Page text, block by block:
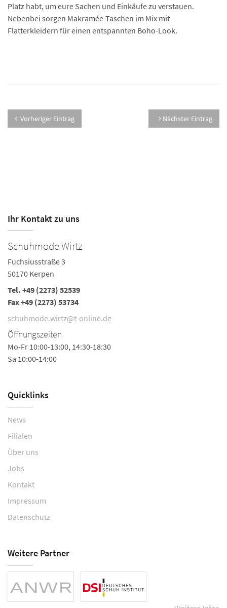
Platz habt, um eure Sachen und Einkäufe zu verstauen.
Nebenbei sorgen Makramée-Taschen im Mix mit
Flatterkleidern für einen entspannten Boho-Look.
Vorheriger Eintrag Nächster Eintrag
Ihr Kontakt zu uns
Schuhmode Wirtz
Fuchsiusstraße 3
50170 Kerpen
Tel. +49 (2273) 52539
Fax +49 (2273) 53734
schuhmode.wirtz@t-online.de
Öffnungszeiten
Mo-Fr 10:00-13:00, 14:30-18:30
Sa 10:00-14:00
Quicklinks
News
Filialen
Über uns
Jobs
Kontakt
Impressum
Datenschutz
Weitere Partner